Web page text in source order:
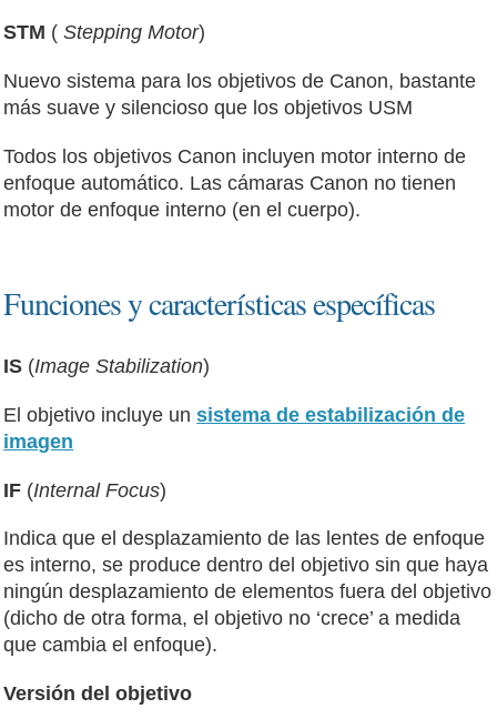
STM (Stepping Motor)
Nuevo sistema para los objetivos de Canon, bastante
más suave y silencioso que los objetivos USM
Todos los objetivos Canon incluyen motor interno de
enfoque automático. Las cámaras Canon no tienen
motor de enfoque interno (en el cuerpo).
Funciones y características específicas
IS (Image Stabilization)
El objetivo incluye unsistema de estabilización de
imagen
IF (Internal Focus)
Indica que el desplazamiento de las lentes de enfoque
es interno, se produce dentro del objetivo sin que haya
ningún desplazamiento de elementos fuera del objetivo
(dicho de otra forma, el objetivo no ‘crece’ a medida
que cambia el enfoque).
Versión del objetivo